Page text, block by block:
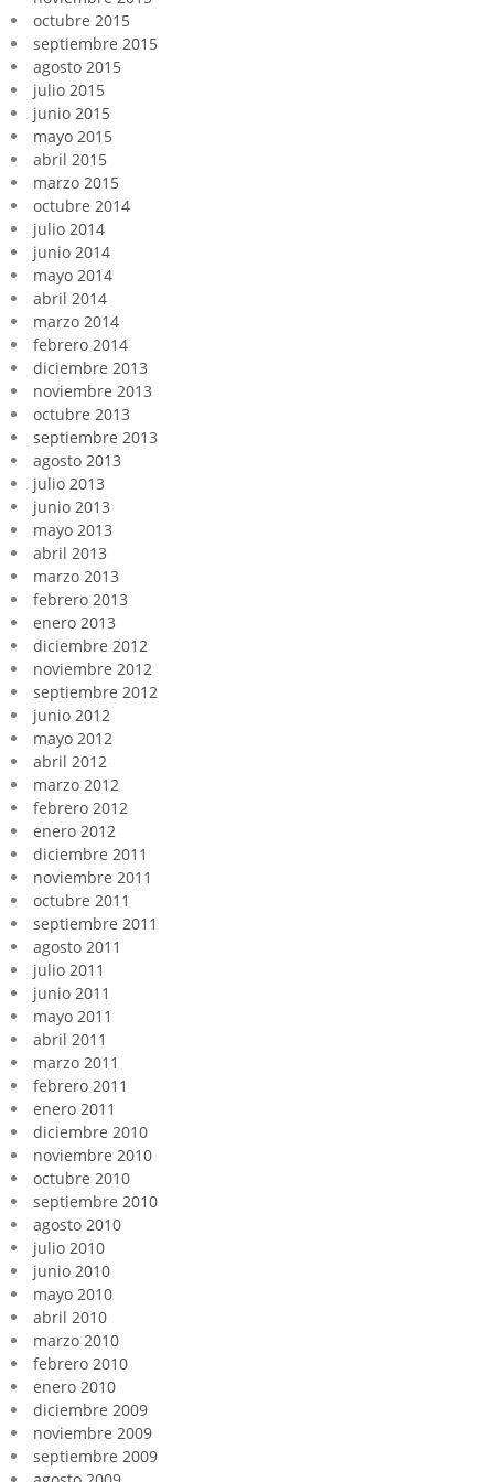
octubre 2015
septiembre 2015
agosto 2015
julio 2015
junio 2015
mayo 2015
abril 2015
marzo 2015
octubre 2014
julio 2014
junio 2014
mayo 2014
abril 2014
marzo 2014
febrero 2014
diciembre 2013
noviembre 2013
octubre 2013
septiembre 2013
agosto 2013
julio 2013
junio 2013
mayo 2013
abril 2013
marzo 2013
febrero 2013
enero 2013
diciembre 2012
noviembre 2012
septiembre 2012
junio 2012
mayo 2012
abril 2012
marzo 2012
febrero 2012
enero 2012
diciembre 2011
noviembre 2011
octubre 2011
septiembre 2011
agosto 2011
julio 2011
junio 2011
mayo 2011
abril 2011
marzo 2011
febrero 2011
enero 2011
diciembre 2010
noviembre 2010
octubre 2010
septiembre 2010
agosto 2010
julio 2010
junio 2010
mayo 2010
abril 2010
marzo 2010
febrero 2010
enero 2010
diciembre 2009
noviembre 2009
septiembre 2009